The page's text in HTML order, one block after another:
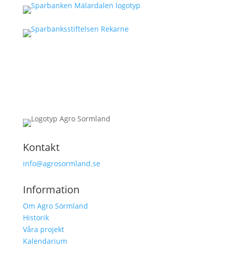
Kontakt
info@agrosormland.se
Information
Om Agro Sörmland
Historik
Våra projekt
Kalendarium